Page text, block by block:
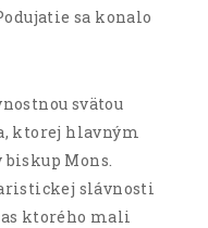
sa konalo
svätou
ktorej hlavným
Mons.
slávnosti
ktorého mali